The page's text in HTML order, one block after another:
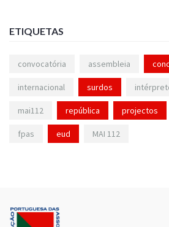
ETIQUETAS
convocatória assembleia
internacional surdos
mai112 república projectos
fpas eud MAI 112